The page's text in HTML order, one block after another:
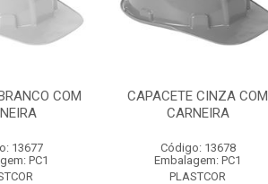
COM
13677
PC1
CAPACETE CINZA COM
CARNEIRA
Código: 13678
Embalagem: PC1
PLASTCOR